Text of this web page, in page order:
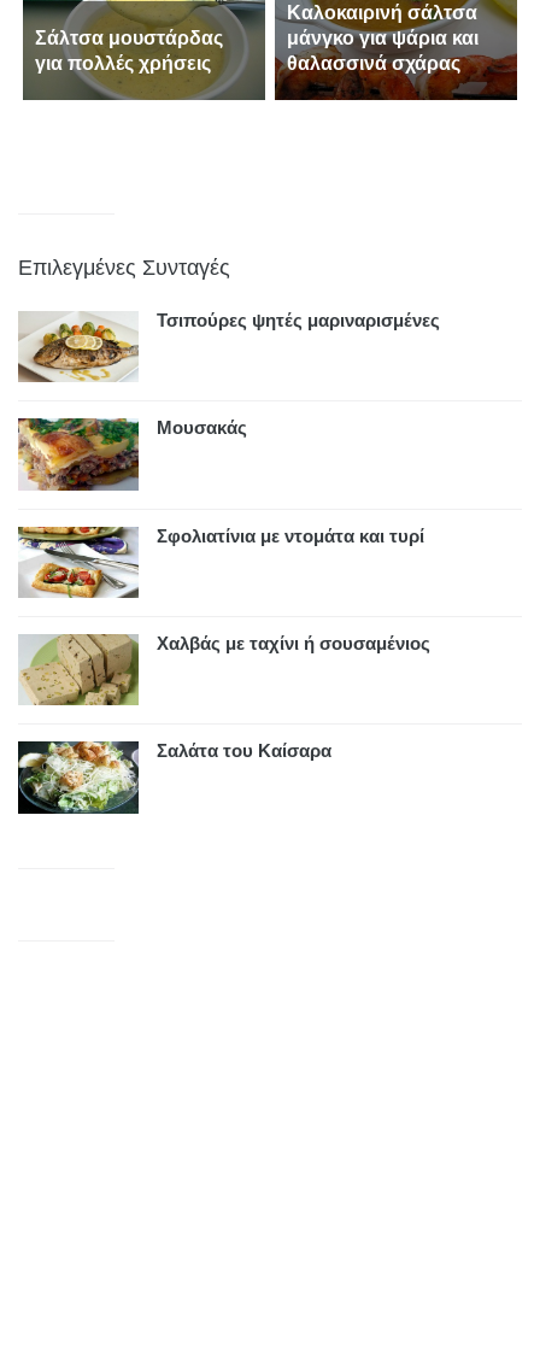
Σάλτσα μουστάρδας
για πολλές χρήσεις
Καλοκαιρινή σάλτσα
μάνγκο για ψάρια και
θαλασσινά σχάρας
Επιλεγμένες Συνταγές
Τσιπούρες ψητές μαριναρισμένες
Μουσακάς
Σφολιατίνια με ντομάτα και τυρί
Χαλβάς με ταχίνι ή σουσαμένιος
Σαλάτα του Καίσαρα